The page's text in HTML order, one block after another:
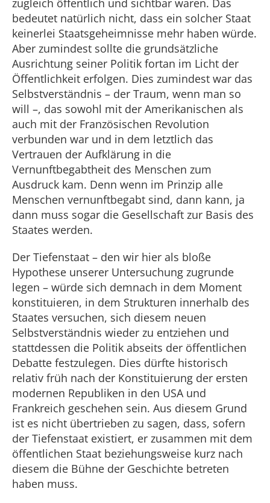
zugleich öffentlich und sichtbar waren. Das
bedeutet natürlich nicht, dass ein solcher Staat
keinerlei Staatsgeheimnisse mehr haben würde.
Aber zumindest sollte die grundsätzliche
Ausrichtung seiner Politik fortan im Licht der
Öffentlichkeit erfolgen. Dies zumindest war das
Selbstverständnis – der Traum, wenn man so
will –, das sowohl mit der Amerikanischen als
auch mit der Französischen Revolution
verbunden war und in dem letztlich das
Vertrauen der Aufklärung in die
Vernunftbegabtheit des Menschen zum
Ausdruck kam. Denn wenn im Prinzip alle
Menschen vernunftbegabt sind, dann kann, ja
dann muss sogar die Gesellschaft zur Basis des
Staates werden.
Der Tiefenstaat – den wir hier als bloße
Hypothese unserer Untersuchung zugrunde
legen – würde sich demnach in dem Moment
konstituieren, in dem Strukturen innerhalb des
Staates versuchen, sich diesem neuen
Selbstverständnis wieder zu entziehen und
stattdessen die Politik abseits der öffentlichen
Debatte festzulegen. Dies dürfte historisch
relativ früh nach der Konstituierung der ersten
modernen Republiken in den USA und
Frankreich geschehen sein. Aus diesem Grund
ist es nicht übertrieben zu sagen, dass, sofern
der Tiefenstaat existiert, er zusammen mit dem
öffentlichen Staat beziehungsweise kurz nach
diesem die Bühne der Geschichte betreten
haben muss.